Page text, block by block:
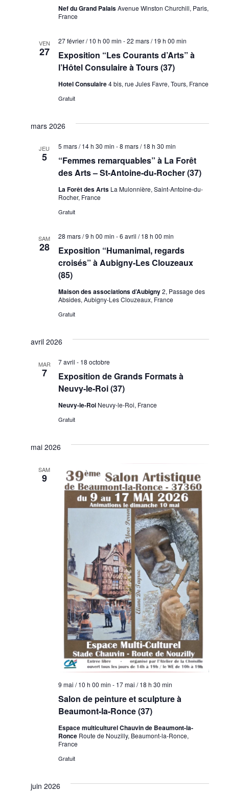
Nef du Grand PalaisAvenue Winston Churchill, Paris,
France
VEN
27
Exposition “Les Courants d’Arts” à
l’Hôtel Consulaire à Tours (37)
27 février / 10 h 00 min -22 mars / 19 h 00 min
Hotel Consulaire4 bis, rue Jules Favre, Tours, France
Gratuit
mars 2026
JEU
5
“Femmes remarquables” à La Forêt
des Arts – St-Antoine-du-Rocher (37)
5 mars / 14 h 30 min -8 mars / 18 h 30 min
La Forêt des Arts La Mulonnière, Saint-Antoine-du-
Rocher, France
Gratuit
SAM
28
Exposition “Humanimal, regards
croisés” à Aubigny-Les Clouzeaux
(85)
28 mars / 9 h 00 min -6 avril / 18 h 00 min
Maison des associations d’Aubigny2, Passage des
Absides, Aubigny-Les Clouzeaux, France
Gratuit
avril 2026
MAR
7
Exposition de Grands Formats à
Neuvy-le-Roi (37)
7 avril - 18 octobre
Neuvy-le-Roi Neuvy-le-Roi, France
Gratuit
mai 2026
SAM
9
Salon de peinture et sculpture à
Beaumont-la-Ronce (37)
9 mai / 10 h 00 min - 17 mai / 18 h 30 min
Espace multiculturel Chauvin de Beaumont-la-
Ronce Route de Nouzilly, Beaumont-la-Ronce,
France
Gratuit
juin 2026